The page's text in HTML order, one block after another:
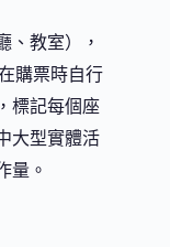
、教室），
購票時自行
標記每個座
大型實體活
量。